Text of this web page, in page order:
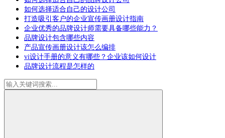
如何选择适合自己的设计公司
打造吸引客户的企业宣传画册设计指南
企业优秀的品牌设计师需要具备哪些能力？
品牌设计包含哪些内容
产品宣传画册设计该怎么编排
vi设计手册的意义有哪些？企业该如何设计
品牌设计流程是怎样的